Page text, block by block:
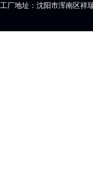
工厂地址：沈阳市浑南区